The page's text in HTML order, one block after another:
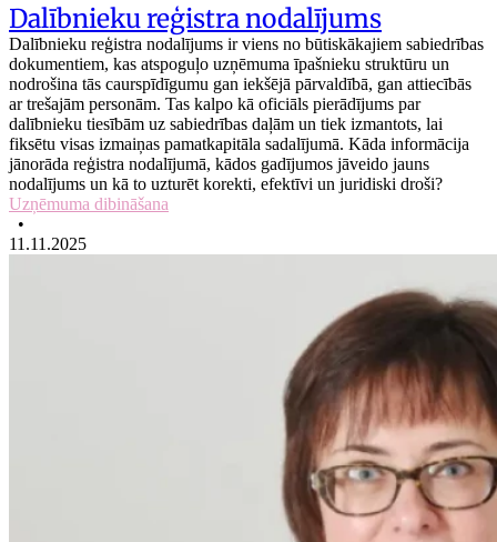
Dalībnieku reģistra nodalījums
Dalībnieku reģistra nodalījums ir viens no būtiskākajiem sabiedrības
dokumentiem, kas atspoguļo uzņēmuma īpašnieku struktūru un
nodrošina tās caurspīdīgumu gan iekšējā pārvaldībā, gan attiecībās
ar trešajām personām. Tas kalpo kā oficiāls pierādījums par
dalībnieku tiesībām uz sabiedrības daļām un tiek izmantots, lai
fiksētu visas izmaiņas pamatkapitāla sadalījumā. Kāda informācija
jānorāda reģistra nodalījumā, kādos gadījumos jāveido jauns
nodalījums un kā to uzturēt korekti, efektīvi un juridiski droši?
Uzņēmuma dibināšana
•
11.11.2025